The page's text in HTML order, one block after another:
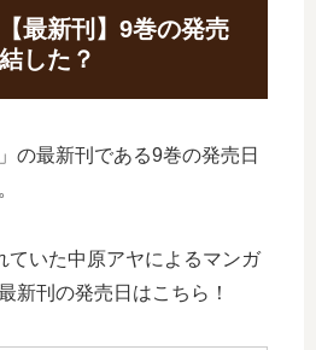
最新刊】9巻の発売
した？
の最新刊である9巻の発売日
ていた中原アヤによるマンガ
新刊の発売日はこちら！